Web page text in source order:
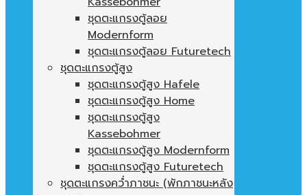
ชุดตะแกรงตู้ลอย
Modernform
ชุดตะแกรงตู้ลอย Futuretech
ชุดตะแกรงตู้สูง
ชุดตะแกรงตู้สูง Hafele
ชุดตะแกรงตู้สูง Home
ชุดตะแกรงตู้สูง
Kassebohmer
ชุดตะแกรงตู้สูง Modernform
ชุดตะแกรงตู้สูง Futuretech
ชุดตะแกรงคว่ำภาชนะ (พักภาชนะหลัง